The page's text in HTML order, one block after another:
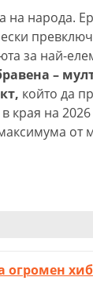
на народа.
за най-
–
който да
на 2026
от
огромен